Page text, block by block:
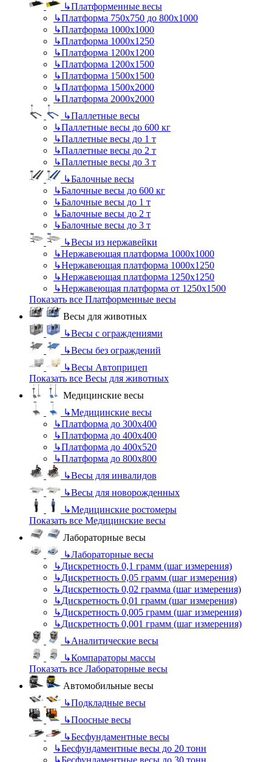
↳Платформенные весы
↳Платформа 750х750 до 800х1000
↳Платформа 1000х1000
↳Платформа 1000х1250
↳Платформа 1200х1200
↳Платформа 1200х1500
↳Платформа 1500х1500
↳Платформа 1500х2000
↳Платформа 2000х2000
↳Паллетные весы
↳Паллетные весы до 600 кг
↳Паллетные весы до 1 т
↳Паллетные весы до 2 т
↳Паллетные весы до 3 т
↳Балочные весы
↳Балочные весы до 600 кг
↳Балочные весы до 1 т
↳Балочные весы до 2 т
↳Балочные весы до 3 т
↳Весы из нержавейки
↳Нержавеющая платформа 1000х1000
↳Нержавеющая платформа 1000х1250
↳Нержавеющая платформа 1250х1250
↳Нержавеющая платформа от 1250х1500
Показать все Платформенные весы
Весы для животных
↳Весы с ограждениями
↳Весы без ограждений
↳Весы Автоприцеп
Показать все Весы для животных
Медицинские весы
↳Медицинские весы
↳Платформа до 300х400
↳Платформа до 400х400
↳Платформа до 400х520
↳Платформа до 800х800
↳Весы для инвалидов
↳Весы для новорожденных
↳Медицинские ростомеры
Показать все Медицинские весы
Лабораторные весы
↳Лабораторные весы
↳Дискретность 0,1 грамм (шаг измерения)
↳Дискретность 0,05 грамм (шаг измерения)
↳Дискретность 0,02 грамма (шаг измерения)
↳Дискретность 0,01 грамм (шаг измерения)
↳Дискретность 0,005 грамм (шаг измерения)
↳Дискретность 0,001 грамм (шаг измерения)
↳Аналитические весы
↳Компараторы массы
Показать все Лабораторные весы
Автомобильные весы
↳Подкладные весы
↳Поосные весы
↳Бесфундаментные весы
↳Бесфундаментные весы до 20 тонн
↳Бесфундаментные весы до 30 тонн